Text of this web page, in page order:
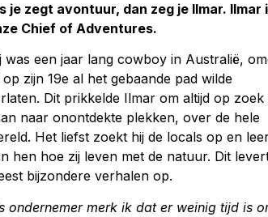
je zegt avontuur, dan zeg je Ilmar. Ilmar
Chief of Adventures.
was een jaar lang cowboy in Australië,
op zijn 19e al het gebaande pad wilde
Dit prikkelde Ilmar om altijd op zoek
naar onontdekte plekken, over de hele
Het liefst zoekt hij de locals op en
hen hoe zij leven met de natuur. Dit
bijzondere verhalen op.
ondernemer merk ik dat er weinig tijd is